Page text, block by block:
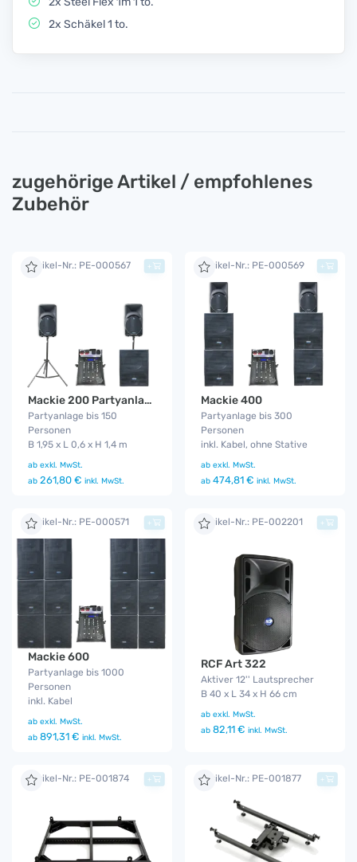
2x Schäkel 1 to.
zugehörige Artikel / empfohlenes
Zubehör
Artikel-Nr.: PE-000567
Mackie 200 Partyanlage
Partyanlage bis 150
Personen
B 1,95 x L 0,6 x H 1,4 m
ab exkl. MwSt.
ab 261,80 € inkl. MwSt.
+ Artikel-Nr.: PE-000569
Mackie 400
Partyanlage bis 300
Personen
inkl. Kabel, ohne Stative
ab exkl. MwSt.
ab 474,81 € inkl. MwSt.
+
Artikel-Nr.: PE-000571
Mackie 600
Partyanlage bis 1000
Personen
inkl. Kabel
ab exkl. MwSt.
ab 891,31 € inkl. MwSt.
+ Artikel-Nr.: PE-002201
RCF Art 322
Aktiver 12'' Lautsprecher
B 40 x L 34 x H 66 cm
ab exkl. MwSt.
ab 82,11 € inkl. MwSt.
+
Artikel-Nr.: PE-001874 + Artikel-Nr.: PE-001877 +